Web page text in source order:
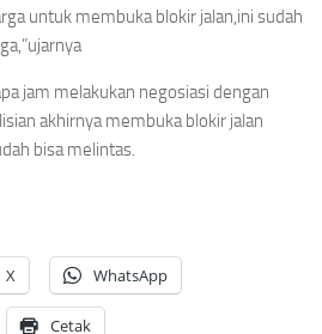
untuk membuka blokir jalan,ini sudah
jam melakukan negosiasi dengan
akhirnya membuka blokir jalan
bisa melintas.
X WhatsApp
Cetak